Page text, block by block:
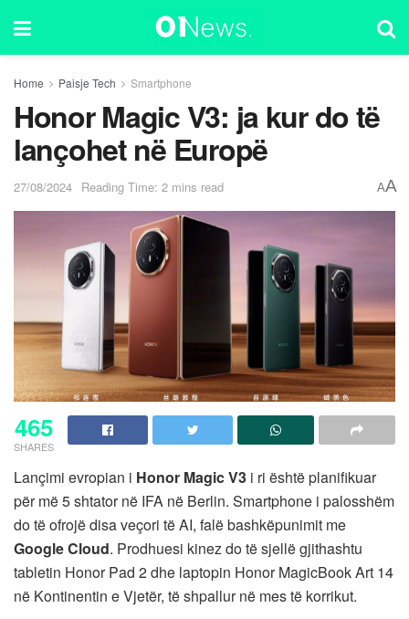
Home Paisje Tech Smartphone
Honor Magic V3: ja kur do të
lançohet në Europë
27/08/2024 Reading Time: 2 mins read AA
465
SHARES
Lançimi evropian i Honor Magic V3 i ri është planifikuar
për më 5 shtator në IFA në Berlin. Smartphone i palosshëm
do të ofrojë disa veçori të AI, falë bashkëpunimit me
Google Cloud. Prodhuesi kinez do të sjellë gjithashtu
tabletin Honor Pad 2 dhe laptopin Honor MagicBook Art 14
në Kontinentin e Vjetër, të shpallur në mes të korrikut.